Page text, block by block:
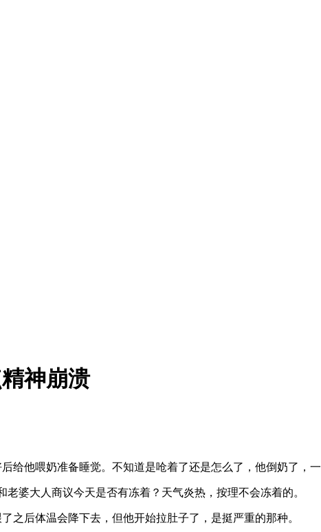
神崩溃
给他喂奶准备睡觉。不知道是呛着了还是怎么了，他倒奶了，
婆大人商议今天是否有冻着？天气炎热，按理不会冻着的。
之后体温会降下去，但他开始拉肚子了，是挺严重的那种。